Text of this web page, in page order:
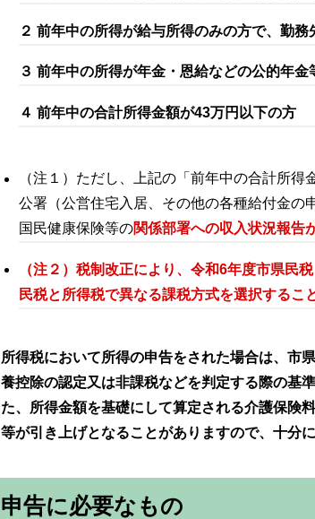
２ 前年中の所得が給与所得のみの方で、勤
３ 前年中の所得が年金・恩給などの公的年
４ 前年中の合計所得金額が43万円以下の方
（注１）ただし、上記の「前年中の合計所
公署（公営住宅入居、その他の各種給付金の
国民健康保険等の関係部署への収入状況報告
（注２）税制改正により、令和6年度市県民
民税と所得税で異なる課税方式を選択するこ
所得税において所得の申告をされた場合は、市
養控除の認定又は非課税などを判定する際の基
た、所得金額を基礎にして算定される介護保険
等が引き上げとなることがありますので、十分
申告に必要なもの